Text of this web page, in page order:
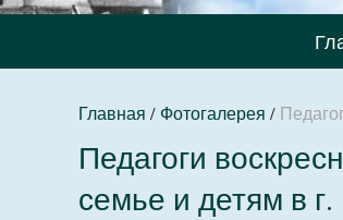
Главная / Фотогалерея /
Педагоги
семье и детям в